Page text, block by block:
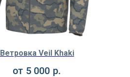
Ветровка Veil Khaki
от 5 000 р.